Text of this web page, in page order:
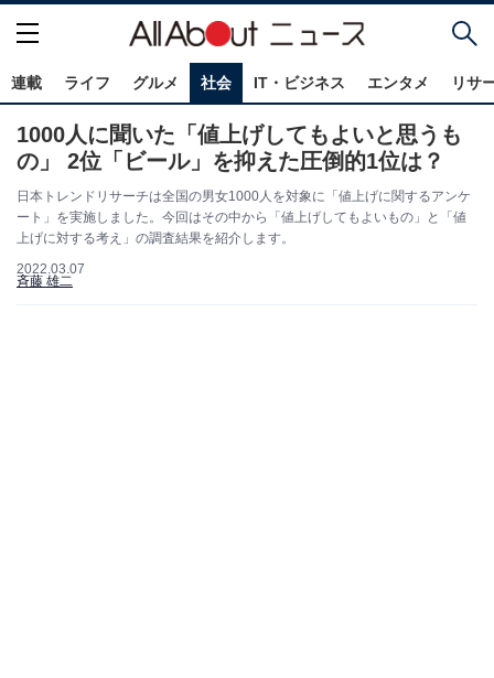
連載 ライフ グルメ 社会 IT・ビジネス エンタメ リサ
1000人に聞いた「値上げしてもよいと思うも
の」 2位「ビール」を抑えた圧倒的1位は？
日本トレンドリサーチは全国の男女1000人を対象に「値上げに関するアンケ
ート」を実施しました。今回はその中から「値上げしてもよいもの」と「値
上げに対する考え」の調査結果を紹介します。
2022.03.07
斉藤 雄二